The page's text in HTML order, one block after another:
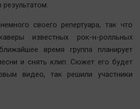
своего репертуара, так что
известных рок-н-ролльных
время группа планирует
и снять клип. Сюжет его будет
видео, так решили участники